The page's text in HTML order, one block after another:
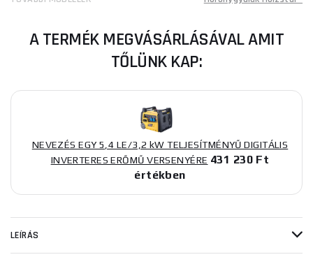
A TERMÉK MEGVÁSÁRLÁSÁVAL AMIT
TŐLÜNK KAP:
NEVEZÉS EGY 5,4 LE/3,2 kW TELJESÍTMÉNYŰ DIGITÁLIS
INVERTERES ERŐMŰ VERSENYÉRE 431 230 Ft
értékben
LEÍRÁS